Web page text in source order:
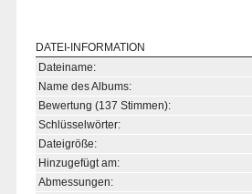
DATEI-INFORMATION
Dateiname:
Name des Albums:
Bewertung (137 Stimmen):
Schlüsselwörter:
Dateigröße:
Hinzugefügt am:
Abmessungen: